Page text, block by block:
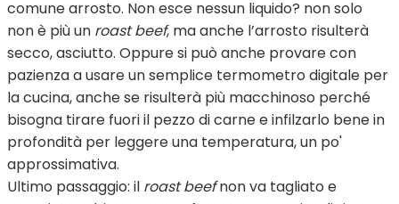
comune arrosto. Non esce nessun liquido? non solo
non è più un roast beef, ma anche l’arrosto risulterà
secco, asciutto. Oppure si può anche provare con
pazienza a usare un semplice termometro digitale per
la cucina, anche se risulterà più macchinoso perché
bisogna tirare fuori il pezzo di carne e infilzarlo bene in
profondità per leggere una temperatura, un po'
approssimativa.
Ultimo passaggio: il roast beefnon va tagliato e